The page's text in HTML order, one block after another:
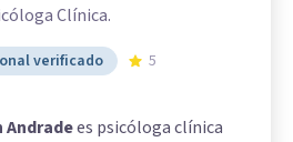
Clínica.
verificado 5
Andradees psicóloga clínica